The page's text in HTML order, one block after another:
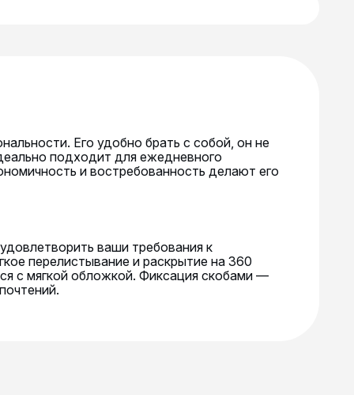
Его удобно брать с собой, он не
подходит для ежедневного
и востребованность делают его
ваши требования к
перелистывание и раскрытие на 360
с мягкой обложкой. Фиксация скобами —